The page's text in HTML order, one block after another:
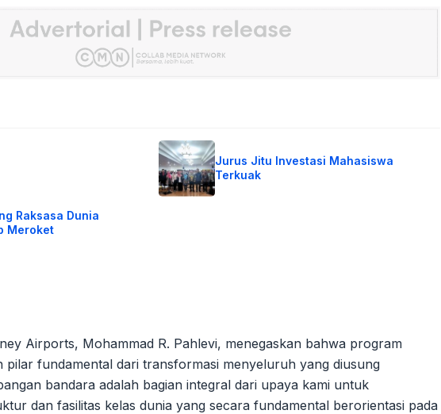
Raksasa Dunia
Meroket
Jurus Jitu Investasi Mahasiswa
Terkuak
Airports, Mohammad R. Pahlevi, menegaskan bahwa program
pilar fundamental dari transformasi menyeluruh yang diusung
bandara adalah bagian integral dari upaya kami untuk
dan fasilitas kelas dunia yang secara fundamental berorientasi pada